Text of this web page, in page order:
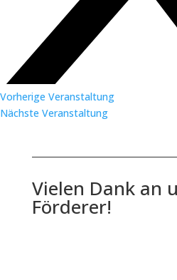
Vorherige Veranstaltung
Nächste Veranstaltung
Vielen Dank an
Förderer!